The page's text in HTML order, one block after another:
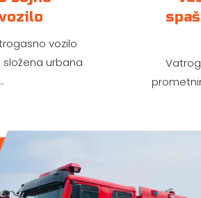
vozilo
urbana